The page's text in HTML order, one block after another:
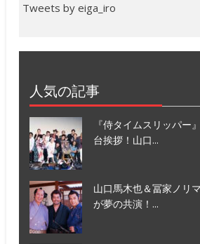
Tweets by eiga_iro
人気の記事
『侍タイムスリッパー
台挨拶！山口...
山口馬木也＆冨家ノリ
が夢の共演！...